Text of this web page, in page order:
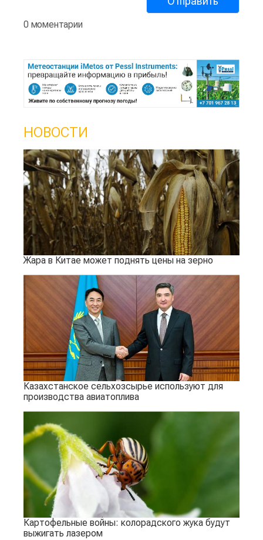
0 моментарии
НОВОСТИ
Жара в Китае может поднять цены на зерно
Казахстанское сельхозсырье используют для
производства авиатоплива
Картофельные войны: колорадского жука будут
выжигать лазером